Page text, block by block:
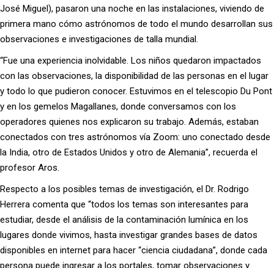
José Miguel), pasaron una noche en las instalaciones, viviendo de
primera mano cómo astrónomos de todo el mundo desarrollan sus
observaciones e investigaciones de talla mundial.
“Fue una experiencia inolvidable. Los niños quedaron impactados
con las observaciones, la disponibilidad de las personas en el lugar
y todo lo que pudieron conocer. Estuvimos en el telescopio Du Pont
y en los gemelos Magallanes, donde conversamos con los
operadores quienes nos explicaron su trabajo. Además, estaban
conectados con tres astrónomos vía Zoom: uno conectado desde
la India, otro de Estados Unidos y otro de Alemania”, recuerda el
profesor Aros.
Respecto a los posibles temas de investigación, el Dr. Rodrigo
Herrera comenta que “todos los temas son interesantes para
estudiar, desde el análisis de la contaminación lumínica en los
lugares donde vivimos, hasta investigar grandes bases de datos
disponibles en internet para hacer “ciencia ciudadana”, donde cada